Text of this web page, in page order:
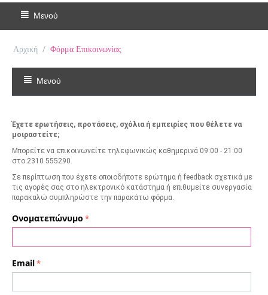
Μενού
Αρχική / Φόρμα Επικοινωνίας
Μενού
Έχετε ερωτήσεις, προτάσεις, σχόλια ή εμπειρίες που θέλετε να
μοιραστείτε;
Μπορείτε να επικοινωνείτε τηλεφωνικώς καθημερινά 09:00 - 21:00
στο 2310 555290.
Σε περίπτωση που έχετε οποιοδήποτε ερώτημα ή feedback σχετικά με
τις αγορές σας στο ηλεκτρονικό κατάστημα ή επιθυμείτε συνεργασία
παρακαλώ συμπληρώστε την παρακάτω φόρμα.
Ονοματεπώνυμο
Email